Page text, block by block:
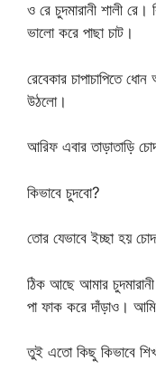
ও রে চুদমারানী শালী রে।
ভালো করে পাছা চাট।
রেবেকার চাপাচাপিতে
উঠলো।
আরিফ এবার তাড়াতাড়ি
কিভাবে চুদবো?
তোর যেভাবে ইচ্ছা হয়
ঠিক আছে আমার
পা ফাক করে দাঁড়াও।
তুই এতো কিছু কিভাবে